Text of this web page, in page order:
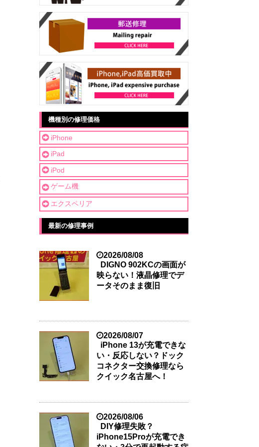
機種別の修理価格
iPhone
iPad
iPod
ゲーム機
エクスペリア
最新の修理事例
2026/08/08
DIGNO 902KCの画面が
映らない！液晶修理でデ
ータそのまま復旧
2026/08/07
iPhone 13が充電できな
い・反応しない？ドック
コネクター交換修理なら
クイック名古屋へ！
2026/08/06
DIY修理失敗？
iPhone15Proが充電でき